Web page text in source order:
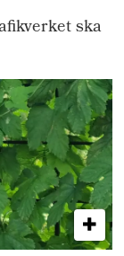
ska